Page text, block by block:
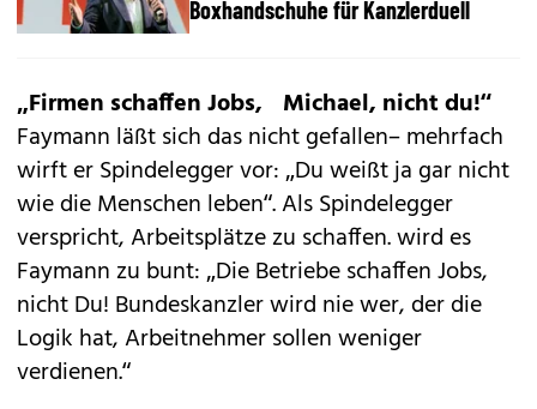
Boxhandschuhe für Kanzlerduell
„Firmen schaffen Jobs, Michael, nicht du!“
Faymann läßt sich das nicht gefallen– mehrfach
wirft er Spindelegger vor: „Du weißt ja gar nicht
wie die Menschen leben“. Als Spindelegger
verspricht, Arbeitsplätze zu schaffen. wird es
Faymann zu bunt: „Die Betriebe schaffen Jobs,
nicht Du! Bundeskanzler wird nie wer, der die
Logik hat, Arbeitnehmer sollen weniger
verdienen.“